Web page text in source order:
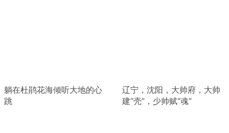
躺在杜鹃花海倾听大地的心
跳
辽宁，沈阳，大帅府，大帅
建“壳”，少帅赋“魂”